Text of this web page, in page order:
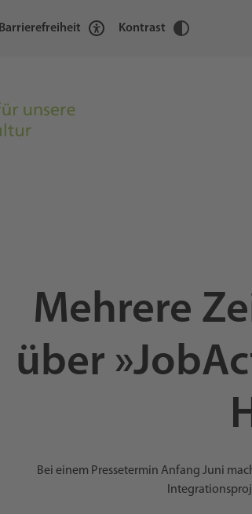
Barrierefreiheit Kontrast
Mehrere
über
Bei einem Pressetermin Anfang Juni